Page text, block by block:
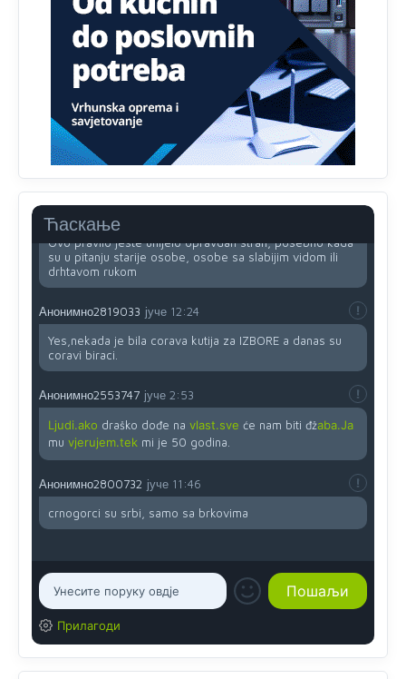
Ћаскање
Анонимно2818605 јуче 11:34
Najveći dio populacije starije od 65 godina uopšte ne
koristi internet, niti ima pristup računarima
Анонимно2818605
11:45
Uvođenje pravila da se umjesto dosadašnjeg znaka "X"
(krstića) kružić ispred kandidata mora u potpunosti
obojiti (popuniti) uvedeno je isključivo zbog tehničkih
Ovo pravilo jeste unijelo opravdan strah, posebno kada
su u pitanju starije osobe, osobe sa slabijim vidom ili
drhtavom rukom
Анонимно2819033 јуче 12:24
Yes,nekada je bila corava kutija za IZBORE a danas su
coravi biraci.
Анонимно2553747 јуче 2:53
Ljudi.ako draško dođe na vlast.sve će nam biti đžaba.Ja
mu vjerujem.tek mi je 50 godina.
Анонимно2800732 јуче 11:46
crnogorci su srbi, samo sa brkovima
Прилагоди